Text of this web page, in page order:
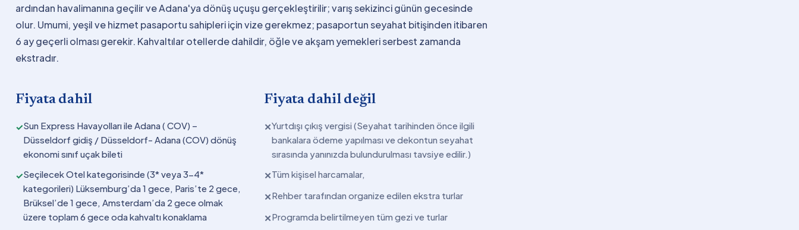
ardından havalimanına geçilir ve Adana'ya dönüş uçuşu gerçekleştirilir; varış sekizinci günün gecesinde
olur. Umumi, yeşil ve hizmet pasaportu sahipleri için vize gerekmez; pasaportun seyahat bitişinden itibaren
6 ay geçerli olması gerekir. Kahvaltılar otellerde dahildir, öğle ve akşam yemekleri serbest zamanda
ekstradır.
Fiyata dahil
✓Sun Express Havayolları ile Adana ( COV) –
Düsseldorf gidiş / Düsseldorf- Adana (COV) dönüş
ekonomi sınıf uçak bileti
✓Seçilecek Otel kategorisinde (3* veya 3-4*
kategorileri) Lüksemburg’da 1 gece, Paris’te 2 gece,
Brüksel’de 1 gece, Amsterdam’da 2 gece olmak
üzere toplam 6 gece oda kahvaltı konaklama
Fiyata dahil değil
✕Yurtdışı çıkış vergisi (Seyahat tarihinden önce ilgili
bankalara ödeme yapılması ve dekontun seyahat
sırasında yanınızda bulundurulması tavsiye edilir.)
✕Tüm kişisel harcamalar,
✕Rehber tarafından organize edilen ekstra turlar
✕Programda belirtilmeyen tüm gezi ve turlar